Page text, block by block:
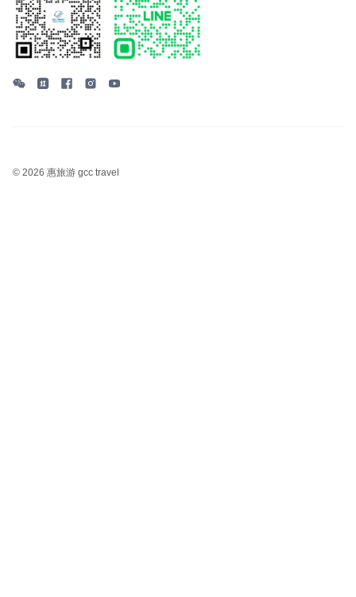
© 2026 惠旅游 gcc travel